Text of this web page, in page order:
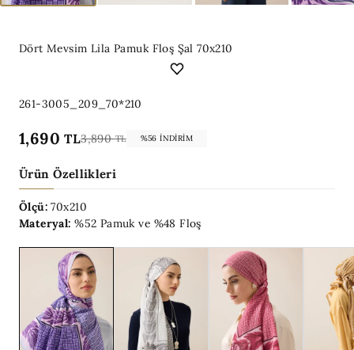
Dört Mevsim Lila Pamuk Floş Şal 70x210
261-3005_209_70*210
1,690TL3,890TL %56 İNDIRIM
Ürün Özellikleri
Ölçü: 70x210
Materyal: %52 Pamuk ve %48 Floş